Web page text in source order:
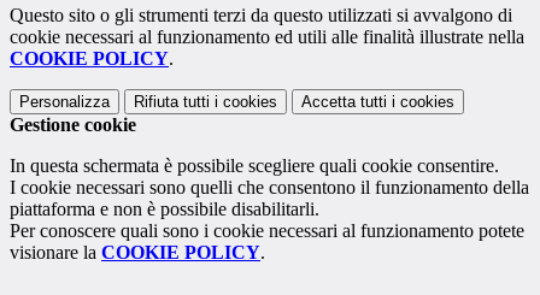
Questo sito o gli strumenti terzi da questo utilizzati si avvalgono di
cookie necessari al funzionamento ed utili alle finalità illustrate nella
COOKIE POLICY.
Personalizza Rifiuta tutti i cookies Accetta tutti i cookies
Gestione cookie
In questa schermata è possibile scegliere quali cookie consentire.
I cookie necessari sono quelli che consentono il funzionamento della
piattaforma e non è possibile disabilitarli.
Per conoscere quali sono i cookie necessari al funzionamento potete
visionare la COOKIE POLICY.